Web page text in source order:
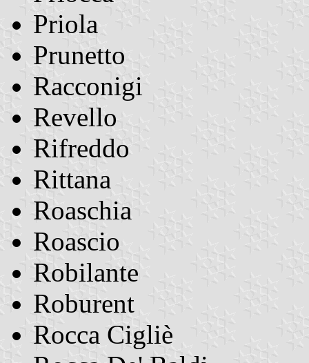
Priola
Prunetto
Racconigi
Revello
Rifreddo
Rittana
Roaschia
Roascio
Robilante
Roburent
Rocca Cigliè